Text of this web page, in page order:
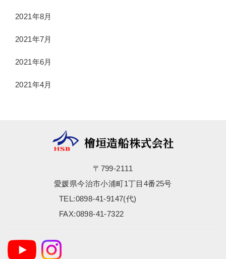
2021年8月
2021年7月
2021年6月
2021年4月
〒799-2111
愛媛県今治市小浦町1丁目4番25号
TEL:0898-41-9147(代)
FAX:0898-41-7322